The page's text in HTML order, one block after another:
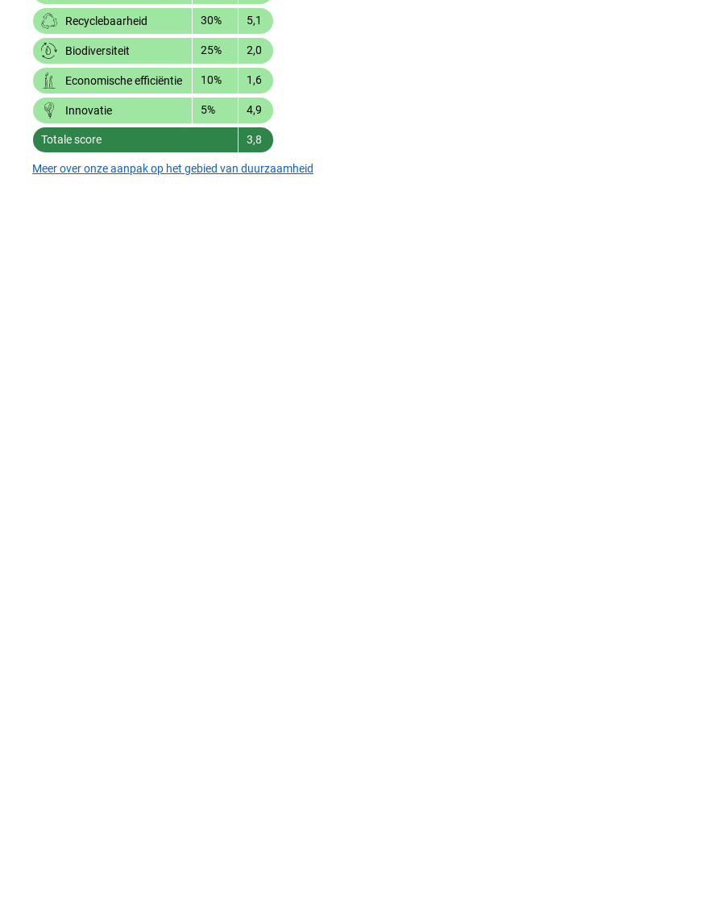
Recyclebaarheid 30% 5,1
Biodiversiteit 25% 2,0
Economische efficiëntie 10% 1,6
Innovatie 5% 4,9
Totale score 3,8
Meer over onze aanpak op het gebied van duurzaamheid